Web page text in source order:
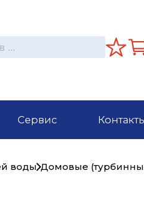
Сервис
воды Домовые